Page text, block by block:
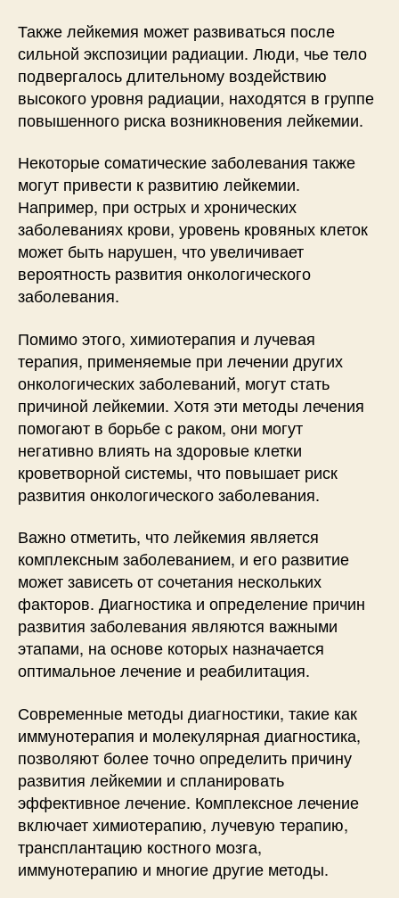
Также лейкемия может развиваться после
сильной экспозиции радиации. Люди, чье тело
подвергалось длительному воздействию
высокого уровня радиации, находятся в группе
повышенного риска возникновения лейкемии.
Некоторые соматические заболевания также
могут привести к развитию лейкемии.
Например, при острых и хронических
заболеваниях крови, уровень кровяных клеток
может быть нарушен, что увеличивает
вероятность развития онкологического
заболевания.
Помимо этого, химиотерапия и лучевая
терапия, применяемые при лечении других
онкологических заболеваний, могут стать
причиной лейкемии. Хотя эти методы лечения
помогают в борьбе с раком, они могут
негативно влиять на здоровые клетки
кроветворной системы, что повышает риск
развития онкологического заболевания.
Важно отметить, что лейкемия является
комплексным заболеванием, и его развитие
может зависеть от сочетания нескольких
факторов. Диагностика и определение причин
развития заболевания являются важными
этапами, на основе которых назначается
оптимальное лечение и реабилитация.
Современные методы диагностики, такие как
иммунотерапия и молекулярная диагностика,
позволяют более точно определить причину
развития лейкемии и спланировать
эффективное лечение. Комплексное лечение
включает химиотерапию, лучевую терапию,
трансплантацию костного мозга,
иммунотерапию и многие другие методы.